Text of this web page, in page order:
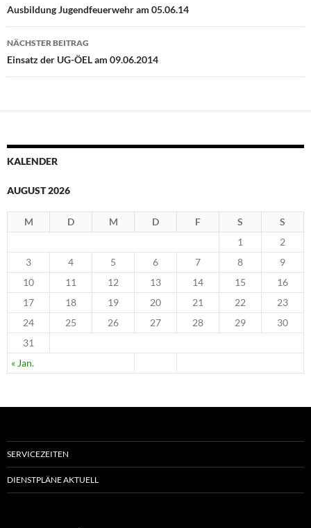
Ausbildung Jugendfeuerwehr am 05.06.14
NÄCHSTER BEITRAG
Einsatz der UG-ÖEL am 09.06.2014
KALENDER
AUGUST 2026
M D M D F S S
« Jan.
1
2
3
4 5 6 7 8
9
10
11 12 13 14 15
16
17
18 19 20 21 22
23
24
25 26 27 28 29
30
31
SERVICEZEITEN
DIENSTPLÄNE AKTUELL